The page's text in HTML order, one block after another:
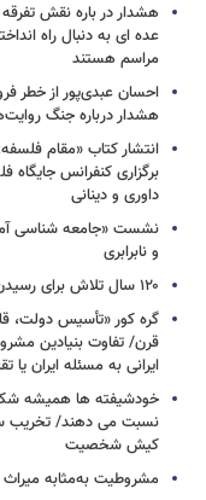
هشدار در باره نقش
عده ای به دنبال راه
مراسم هستند
احسان عبدی‌پور از خطر
هشدار درباره جنگ
انتشار کتاب «مقام
برگزاری کنفرانس جایگاه
داوری و دینانی
نشست «جامعه شناسی
و نابرابری
۱۲۰ سال تلاش برای رسیدن به رویای ایرانی
گره کور «تأسیس دولت،
قرن/ تفاوت بنیادین
ایرانی به مسئله ایران یا
خودشیفته ها همیشه
نسبت می دهند/ تخریب
کیش شخصیت
مشروطیت به‌مثابه میراث